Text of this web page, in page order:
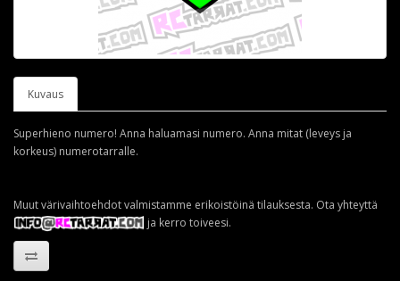
Kuvaus
Superhieno numero! Anna haluamasi numero. Anna mitat (leveys ja
korkeus) numerotarralle.
Muut värivaihtoehdot valmistamme erikoistöinä tilauksesta. Ota yhteyttä
ja kerro toiveesi.